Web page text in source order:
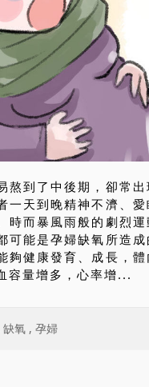
熬到了中後期，卻常
一天到晚精神不濟、
時而暴風雨般的劇烈
可能是孕婦缺氧所造
夠健康發育、成長，
容量增多，心率增...
缺氧 , 孕婦